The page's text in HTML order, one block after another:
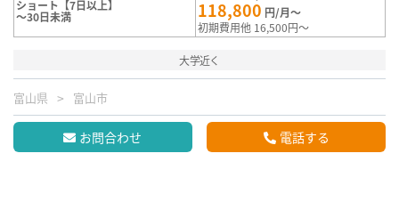
ショート【7日以上】
～30日未満 118,800 円/月～
初期費用他 16,500円～
大学近く
富山県 富山市
お問合わせ 電話する